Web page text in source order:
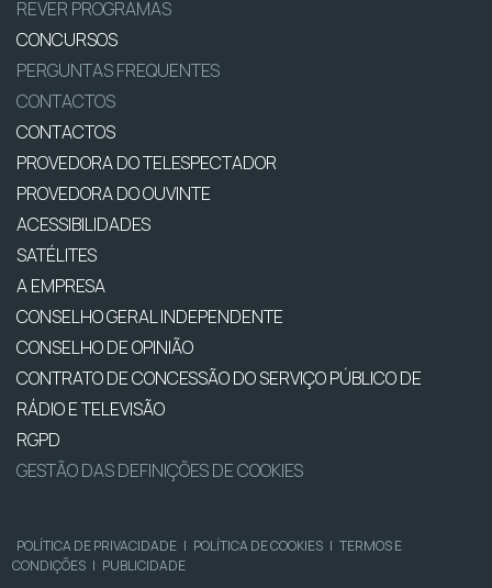
REVER PROGRAMAS
CONCURSOS
PERGUNTAS FREQUENTES
CONTACTOS
CONTACTOS
PROVEDORA DO TELESPECTADOR
PROVEDORA DO OUVINTE
ACESSIBILIDADES
SATÉLITES
A EMPRESA
CONSELHO GERAL INDEPENDENTE
CONSELHO DE OPINIÃO
CONTRATO DE CONCESSÃO DO SERVIÇO PÚBLICO DE
RÁDIO E TELEVISÃO
RGPD
GESTÃO DAS DEFINIÇÕES DE COOKIES
POLÍTICA DE PRIVACIDADE | POLÍTICA DE COOKIES | TERMOS E
CONDIÇÕES | PUBLICIDADE